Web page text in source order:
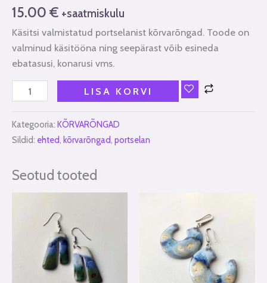
15.00 € +saatmiskulu
Käsitsi valmistatud portselanist kõrvarõngad. Toode on
valminud käsitööna ning seepärast võib esineda
ebatasusi, konarusi vms.
LISA KORVI
Kategooria: KÕRVARÕNGAD
Sildid: ehted, kõrvarõngad, portselan
Seotud tooted